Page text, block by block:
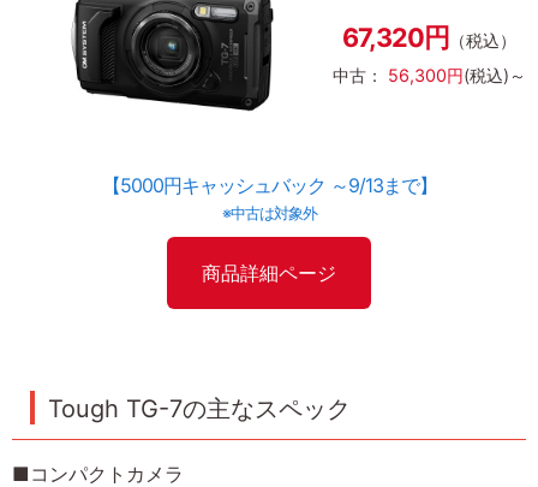
67,320円
（税込）
中古： 56,300円(税込)～
【5000円キャッシュバック ～9/13まで】
※中古は対象外
商品詳細ページ
Tough TG-7の主なスペック
■コンパクトカメラ